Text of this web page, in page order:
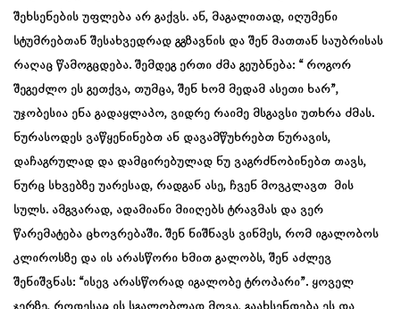
შეხსენების უფლება არ გაქვს. ან, მაგალითად, იღუმენი
სტუმრებთან შესახვედრად გგზავნის და შენ მათთან საუბრისას
რაღაც წამოგცდება. შემდეგ ერთი ძმა გეუბნება: “ როგორ
შეგეძლო ეს გეთქვა, თუმცა, შენ ხომ მედამ ასეთი ხარ”,
უჯობესია ენა გადაყლაპო, ვიდრე რაიმე მსგავსი უთხრა ძმას.
ნურასოდეს ვაწყენინებთ ან დავამწუხრებთ ნურავის,
დაჩაგრულად და დამცირებულად ნუ ვაგრძნობინებთ თავს,
ნურც სხვებზე უარესად, რადგან ასე, ჩვენ მოვკლავთ მის
სულს. ამგვარად, ადამიანი მიიღებს ტრავმას და ვერ
წარემატება ცხოვრებაში. შენ ნიშნავს ვინმეს, რომ იგალობოს
კლიროსზე და ის არასწორი ხმით გალობს, შენ აძლევ
შენიშვნას: “ისევ არასწორად იგალობე ტროპარი”. ყოველ
ჯერზე, როდესაც ის სგალობლად მოვა, გაახსენდება ეს და